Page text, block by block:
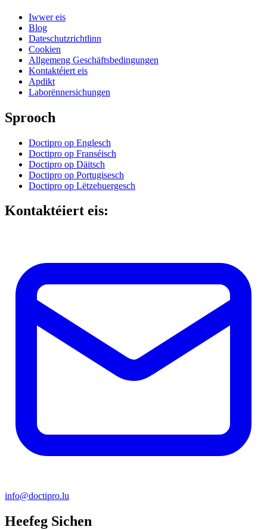
Iwwer eis
Blog
Dateschutzrichtlinn
Cookien
Allgemeng Geschäftsbedingungen
Kontaktéiert eis
Apdikt
Laborënnersichungen
Sprooch
Doctipro op Englesch
Doctipro op Franséisch
Doctipro op Däitsch
Doctipro op Portugisesch
Doctipro op Lëtzebuergesch
Kontaktéiert eis:
info@doctipro.lu
Heefeg Sichen